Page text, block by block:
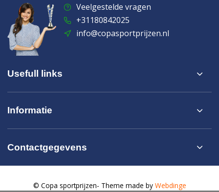
Veelgestelde vragen
+31180842025
info@copasportprijzen.nl
Usefull links
Informatie
Contactgegevens
© Copa sportprijzen- Theme made by Webdinge